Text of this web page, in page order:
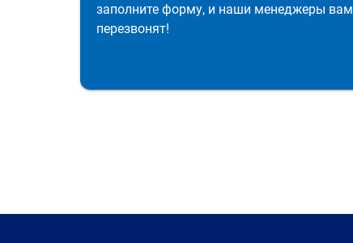
заполните форму, и наши менеджеры вам
перезвонят!